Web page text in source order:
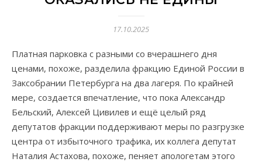
17.10.2025
Платная парковка с разными со вчерашнего дня
ценами, похоже, разделила фракцию Единой России в
Заксобрании Петербурга на два лагеря. По крайней
мере, создается впечатление, что пока Александр
Бельский, Алексей Цивилев и ещё целый ряд
депутатов фракции поддерживают меры по разгрузке
центра от избыточного трафика, их коллега депутат
Наталия Астахова, похоже, пеняет апологетам этого